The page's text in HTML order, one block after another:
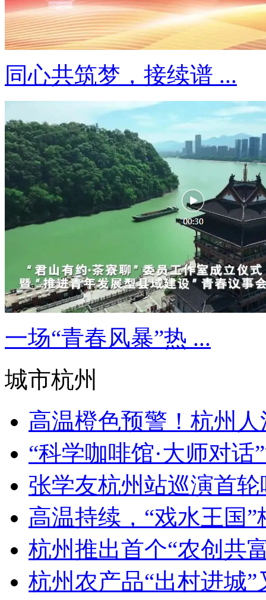
同心共筑梦，接续谱 ...
一场“青春风暴”热 ...
城市杭州
高温橙色预警！杭州
“科学咖啡馆·大师对话
张学友杭州站巡演首轮
高温持续，“戏水王国
杭州推出首个“农创共
杭州农产品“出村进城